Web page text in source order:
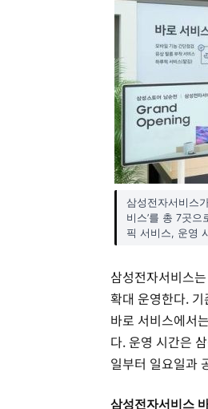
삼성전자서비스
비스’를 총 7곳
픽 서비스, 운영
삼성전자서비스
확대 운영한다.
바로 서비스에서
다. 운영 시간은
일부터 일요일과
삼성전자서비스